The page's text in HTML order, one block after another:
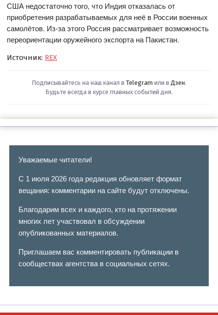
США недостаточно того, что Индия отказалась от
приобретения разрабатываемых для неё в России военных
самолётов. Из-за этого Россия рассматривает возможность
переориентации оружейного экспорта на Пакистан.
Источник: REX
Подписывайтесь на наш канал в Telegram или в Дзен.
Будьте всегда в курсе главных событий дня.
Уважаемые читатели!
С 1 июля 2026 года редакция обновляет формат
вещания: комментарии на сайте будут отключены.
Благодарим всех и каждого, кто на протяжении
многих лет участвовал в обсуждении
опубликованных материалов.
Приглашаем вас комментировать публикации в
сообществах агентства в социальных сетях.